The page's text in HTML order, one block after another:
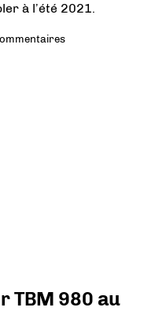
à l’été 2021.
TBM 980 au